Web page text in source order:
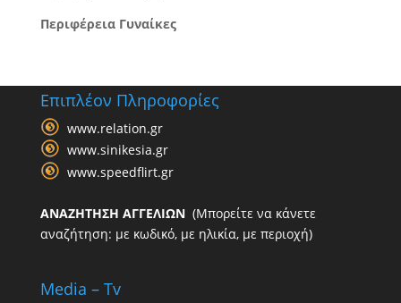
Περιφέρεια Γυναίκες
Επιπλέον Πληροφορίες
www.relation.gr
www.sinikesia.gr
www.speedflirt.gr
ΑΝΑΖΗΤΗΣΗ ΑΓΓΕΛΙΩΝ(Μπορείτε να κάνετε
αναζήτηση: με κωδικό, με ηλικία, με περιοχή)
Media – Tv